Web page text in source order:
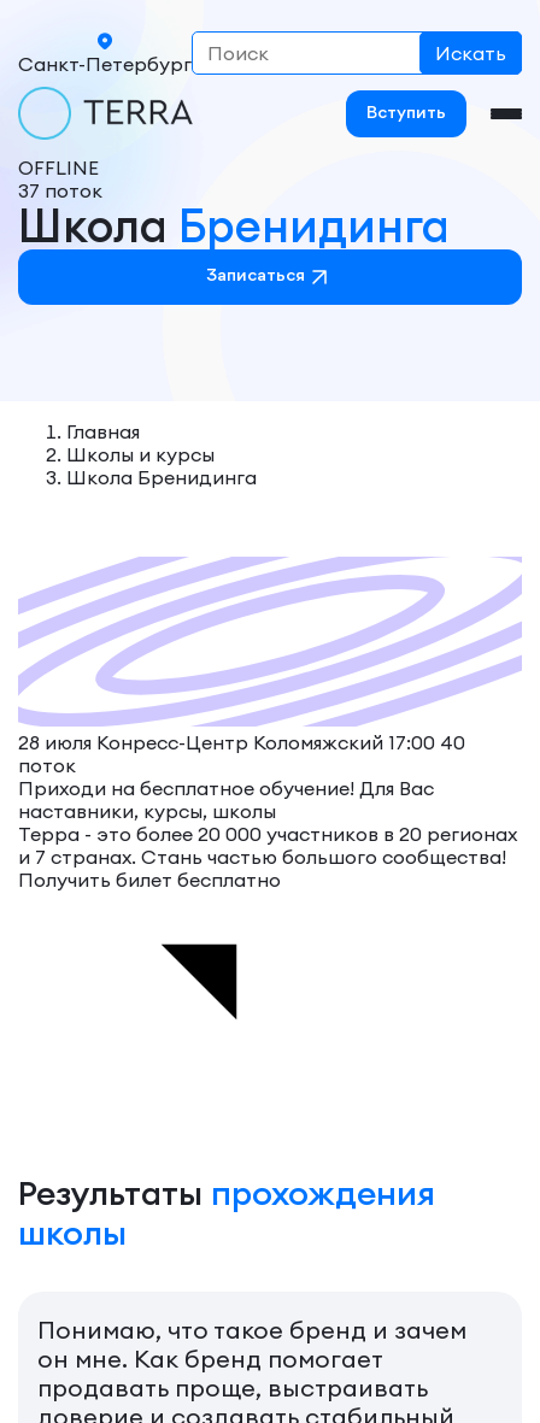
Санкт-Петербург
Вступить
OFFLINE
37 поток
Школа Бренидинга
Записаться
Семичук Анастасия Владимировна
Оборот: 170 000 руб.
Главная
Школы и курсы
Школа Бренидинга
28 июля Конресс-Центр Коломяжский 17:00 40
поток
Приходи на бесплатное обучение! Для Вас
наставники, курсы, школы
Терра - это более 20 000 участников в 20 регионах
и 7 странах. Стань частью большого сообщества!
Получить билет бесплатно
Результаты прохождения
школы
Понимаю, что такое бренд и зачем
он мне. Как бренд помогает
продавать проще, выстраивать
доверие и создавать стабильный